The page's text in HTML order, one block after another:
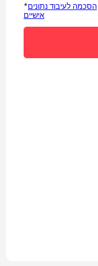
הסכמה לעיבוד נתונים
אישיים